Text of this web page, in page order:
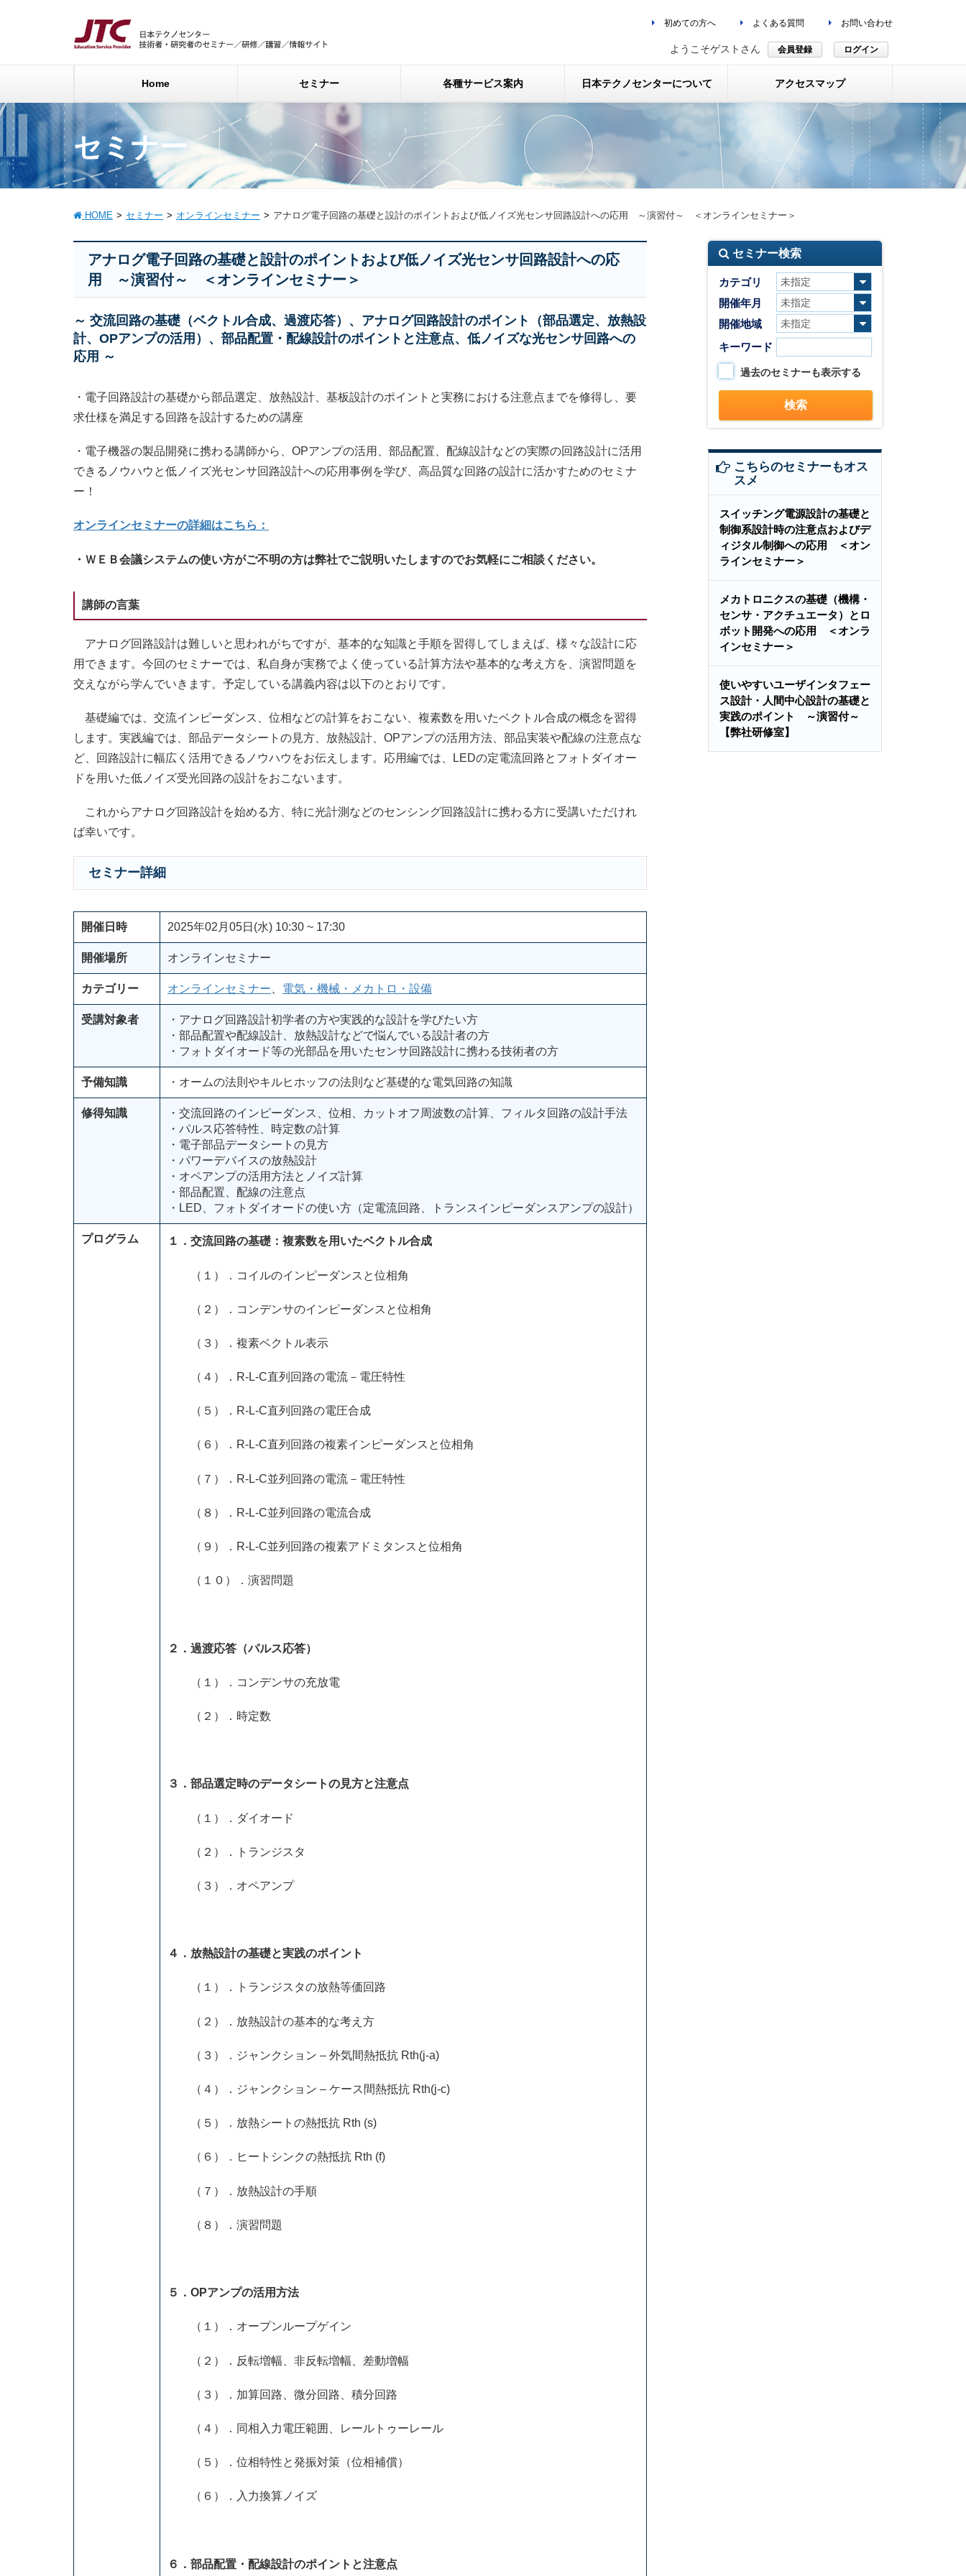
初めての方へ よくある質問 お問い合わせ
ようこそゲストさん 会員登録 ログイン
Home セミナー 各種サービス案内 日本テクノセンターについて アクセスマップ
セミナー
HOME セミナー オンラインセミナー アナログ電子回路の基礎と設計のポイントおよび低ノイズ光センサ回路設計への応用 ～演習付～ ＜オンラインセミナー＞
アナログ電子回路の基礎と設計のポイントおよび低ノイズ光センサ回路設計への応
用 ～演習付～ ＜オンラインセミナー＞
～ 交流回路の基礎（ベクトル合成、過渡応答）、アナログ回路設計のポイント（部品選定、放熱設
計、OPアンプの活用）、部品配置・配線設計のポイントと注意点、低ノイズな光センサ回路への
応用 ～
・電子回路設計の基礎から部品選定、放熱設計、基板設計のポイントと実務における注意点までを修得し、要
求仕様を満足する回路を設計するための講座
・電子機器の製品開発に携わる講師から、OPアンプの活用、部品配置、配線設計などの実際の回路設計に活用
できるノウハウと低ノイズ光センサ回路設計への応用事例を学び、高品質な回路の設計に活かすためのセミナ
ー！
オンラインセミナーの詳細はこちら：
・ＷＥＢ会議システムの使い方がご不明の方は弊社でご説明いたしますのでお気軽にご相談ください。
講師の言葉
アナログ回路設計は難しいと思われがちですが、基本的な知識と手順を習得してしまえば、様々な設計に応
用できます。今回のセミナーでは、私自身が実務でよく使っている計算方法や基本的な考え方を、演習問題を
交えながら学んでいきます。予定している講義内容は以下のとおりです。
基礎編では、交流インピーダンス、位相などの計算をおこない、複素数を用いたベクトル合成の概念を習得
します。実践編では、部品データシートの見方、放熱設計、OPアンプの活用方法、部品実装や配線の注意点な
ど、回路設計に幅広く活用できるノウハウをお伝えします。応用編では、LEDの定電流回路とフォトダイオー
ドを用いた低ノイズ受光回路の設計をおこないます。
これからアナログ回路設計を始める方、特に光計測などのセンシング回路設計に携わる方に受講いただけれ
ば幸いです。
セミナー詳細
開催日時 2025年02月05日(水) 10:30 ~ 17:30
開催場所 オンラインセミナー
カテゴリー オンラインセミナー 電気・機械・メカトロ・設備
受講対象者
・アナログ回路設計初学者の方や実践的な設計を学びたい方
・部品配置や配線設計、放熱設計などで悩んでいる設計者の方
・フォトダイオード等の光部品を用いたセンサ回路設計に携わる技術者の方
予備知識 ・オームの法則やキルヒホッフの法則など基礎的な電気回路の知識
修得知識
・交流回路のインピーダンス、位相、カットオフ周波数の計算、フィルタ回路の設計手法
・パルス応答特性、時定数の計算
・電子部品データシートの見方
・パワーデバイスの放熱設計
・オペアンプの活用方法とノイズ計算
・部品配置、配線の注意点
・LED、フォトダイオードの使い方（定電流回路、トランスインピーダンスアンプの設計）
プログラム １． 交流回路の基礎：複素数を用いたベクトル合成
（１）．コイルのインピーダンスと位相角
（２）．コンデンサのインピーダンスと位相角
（３）．複素ベクトル表示
（４）．R-L-C直列回路の電流－電圧特性
（５）．R-L-C直列回路の電圧合成
（６）．R-L-C直列回路の複素インピーダンスと位相角
（７）．R-L-C並列回路の電流－電圧特性
（８）．R-L-C並列回路の電流合成
（９）．R-L-C並列回路の複素アドミタンスと位相角
（１０）．演習問題
２．過渡応答（パルス応答）
（１）．コンデンサの充放電
（２）．時定数
３．部品選定時のデータシートの見方と注意点
（１）．ダイオード
（２）．トランジスタ
（３）．オペアンプ
４．放熱設計の基礎と実践のポイント
（１）．トランジスタの放熱等価回路
（２）．放熱設計の基本的な考え方
（３）．ジャンクション – 外気間熱抵抗 Rth(j-a)
（４）．ジャンクション – ケース間熱抵抗 Rth(j-c)
（５）．放熱シートの熱抵抗 Rth (s)
（６）．ヒートシンクの熱抵抗 Rth (f)
（７）．放熱設計の手順
（８）．演習問題
５．OPアンプの活用方法
（１）．オープンループゲイン
（２）．反転増幅、非反転増幅、差動増幅
（３）．加算回路、微分回路、積分回路
（４）．同相入力電圧範囲、レールトゥーレール
（５）．位相特性と発振対策（位相補償）
（６）．入力換算ノイズ
６．部品配置・配線設計のポイントと注意点
セミナー検索
カテゴリ
開催年月
開催地域
キーワード
過去のセミナーも表示する
こちらのセミナーもオス
スメ
スイッチング電源設計の基礎と
制御系設計時の注意点およびデ
ィジタル制御への応用 ＜オン
ラインセミナー＞
メカトロニクスの基礎（機構・
センサ・アクチュエータ）とロ
ボット開発への応用 ＜オンラ
インセミナー＞
使いやすいユーザインタフェー
ス設計・人間中心設計の基礎と
実践のポイント ～演習付～
【弊社研修室】